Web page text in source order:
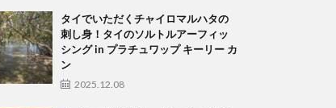
タイでいただくチャイロマルハタの
刺し身！タイのソルトルアーフィッ
シング in プラチュワップ キーリー カ
ン
2025.12.08